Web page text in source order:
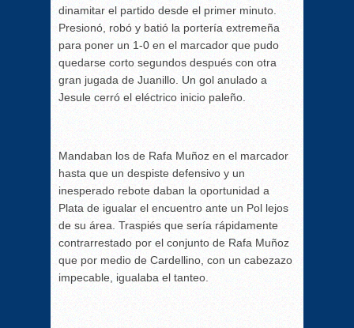
dinamitar el partido desde el primer minuto.
Presionó, robó y batió la portería extremeña
para poner un 1-0 en el marcador que pudo
quedarse corto segundos después con otra
gran jugada de Juanillo. Un gol anulado a
Jesule cerró el eléctrico inicio paleño.
Mandaban los de Rafa Muñoz en el marcador
hasta que un despiste defensivo y un
inesperado rebote daban la oportunidad a
Plata de igualar el encuentro ante un Pol lejos
de su área. Traspiés que sería rápidamente
contrarrestado por el conjunto de Rafa Muñoz
que por medio de Cardellino, con un cabezazo
impecable, igualaba el tanteo.